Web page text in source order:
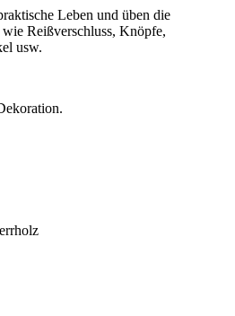
Leben und üben die
wie Reißverschluss, Knöpfe,
usw.